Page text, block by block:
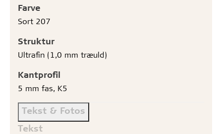
Farve
Sort 207
Struktur
Ultrafin (1,0 mm træuld)
Kantprofil
5 mm fas, K5
Tekst & Fotos
Tekst